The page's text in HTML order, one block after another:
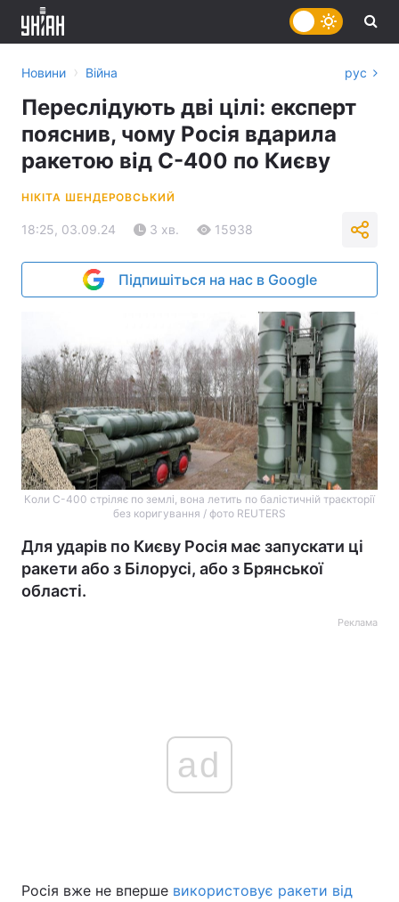
Новини › Війна рус
Переслідують дві цілі: експерт
пояснив, чому Росія вдарила
ракетою від С-400 по Києву
НІКІТА ШЕНДЕРОВСЬКИЙ
18:25, 03.09.24 3 хв. 15938
Підпишіться на нас в Google
Коли С-400 стріляє по землі, вона летить по балістичній траєкторії
без коригування / фото REUTERS
Для ударів по Києву Росія має запускати ці
ракети або з Білорусі, або з Брянської
області.
Реклама
ad
Росія вже не вперше використовує ракети від